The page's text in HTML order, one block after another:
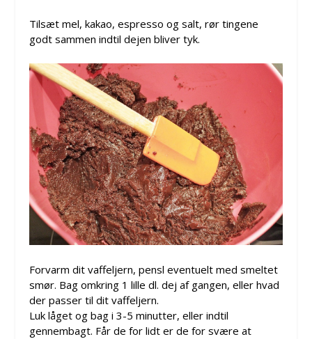
Tilsæt mel, kakao, espresso og salt, rør tingene
godt sammen indtil dejen bliver tyk.
Forvarm dit vaffeljern, pensl eventuelt med smeltet
smør. Bag omkring 1 lille dl. dej af gangen, eller hvad
der passer til dit vaffeljern.
Luk låget og bag i 3-5 minutter, eller indtil
gennembagt. Får de for lidt er de for svære at